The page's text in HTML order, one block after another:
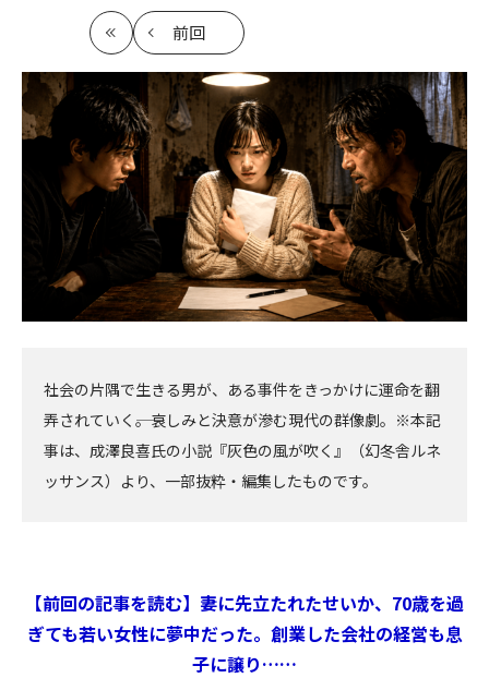
最
初
前回
記
事
へ
社会の片隅で生きる男が、ある事件をきっかけに運命を翻
弄されていく――。哀しみと決意が滲む現代の群像劇。※本記
事は、成澤良喜氏の小説『灰色の風が吹く』（幻冬舎ルネ
ッサンス）より、一部抜粋・編集したものです。
【前回の記事を読む】妻に先立たれたせいか、70歳を過
ぎても若い女性に夢中だった。創業した会社の経営も息
子に譲り……